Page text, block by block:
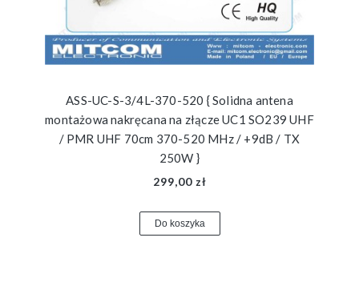
ASS-UC-S-3/4L-370-520 { Solidna antena
montażowa nakręcana na złącze UC1 SO239 UHF
/ PMR UHF 70cm 370-520 MHz / +9dB / TX
250W }
299,00 zł
Do koszyka